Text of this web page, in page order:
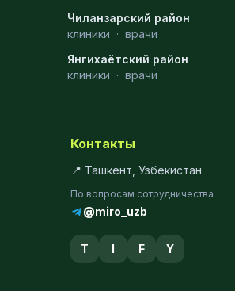
Чиланзарский район
клиники · врачи
Янгихаётский район
клиники · врачи
Контакты
📍 Ташкент, Узбекистан
По вопросам сотрудничества
@miro_uzb
T I F Y